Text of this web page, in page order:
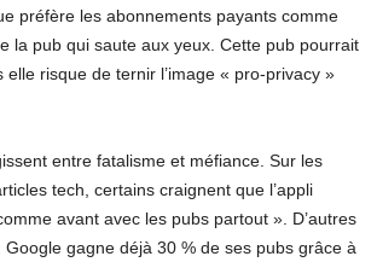
préfère les abonnements payants comme
la pub qui saute aux yeux. Cette pub pourrait
elle risque de ternir l’image « pro-privacy »
entre fatalisme et méfiance. Sur les
tech, certains craignent que l’appli
avant avec les pubs partout ». D’autres
gagne déjà 30 % de ses pubs grâce à